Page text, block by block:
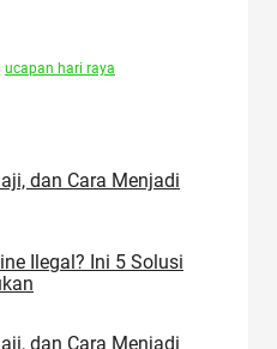
ucapan hari raya
dan Cara Menjadi
Ilegal? Ini 5 Solusi
dan Cara Menjadi